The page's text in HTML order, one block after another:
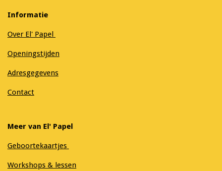
Informatie
Over El' Papel
Openingstijden
Adresgegevens
Contact
Meer van El' Papel
Geboortekaartjes
Workshops & lessen